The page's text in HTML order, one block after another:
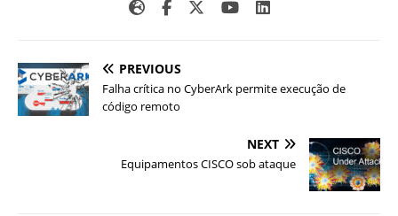
PREVIOUS
Falha crítica no CyberArk permite execução de
código remoto
NEXT
Equipamentos CISCO sob ataque